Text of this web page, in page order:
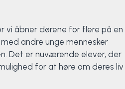
vi åbner dørene for flere på en
andre unge mennesker
Det er nuværende elever, der
for at høre om deres liv